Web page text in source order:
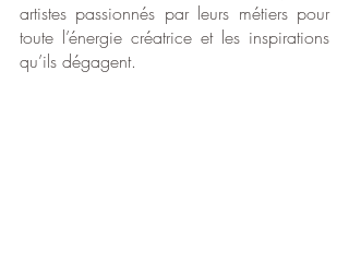
artistes passionnés par leurs métiers pour
toute l’énergie créatrice et les inspirations
qu’ils dégagent.